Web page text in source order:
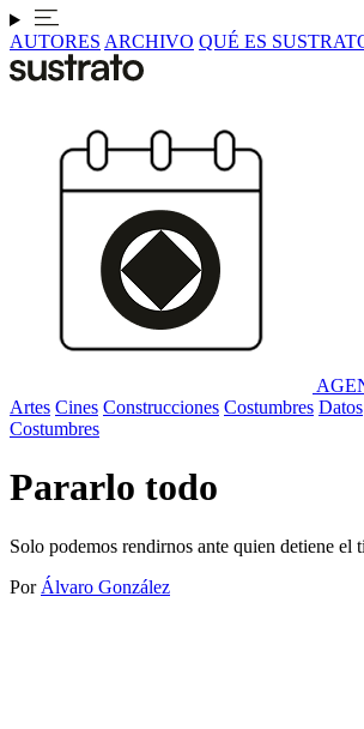
AUTORES ARCHIVO QUÉ ES
Artes Cines Construcciones Costumbres Datos
Costumbres
Pararlo todo
Solo podemos rendirnos ante quien detiene
Por Álvaro González